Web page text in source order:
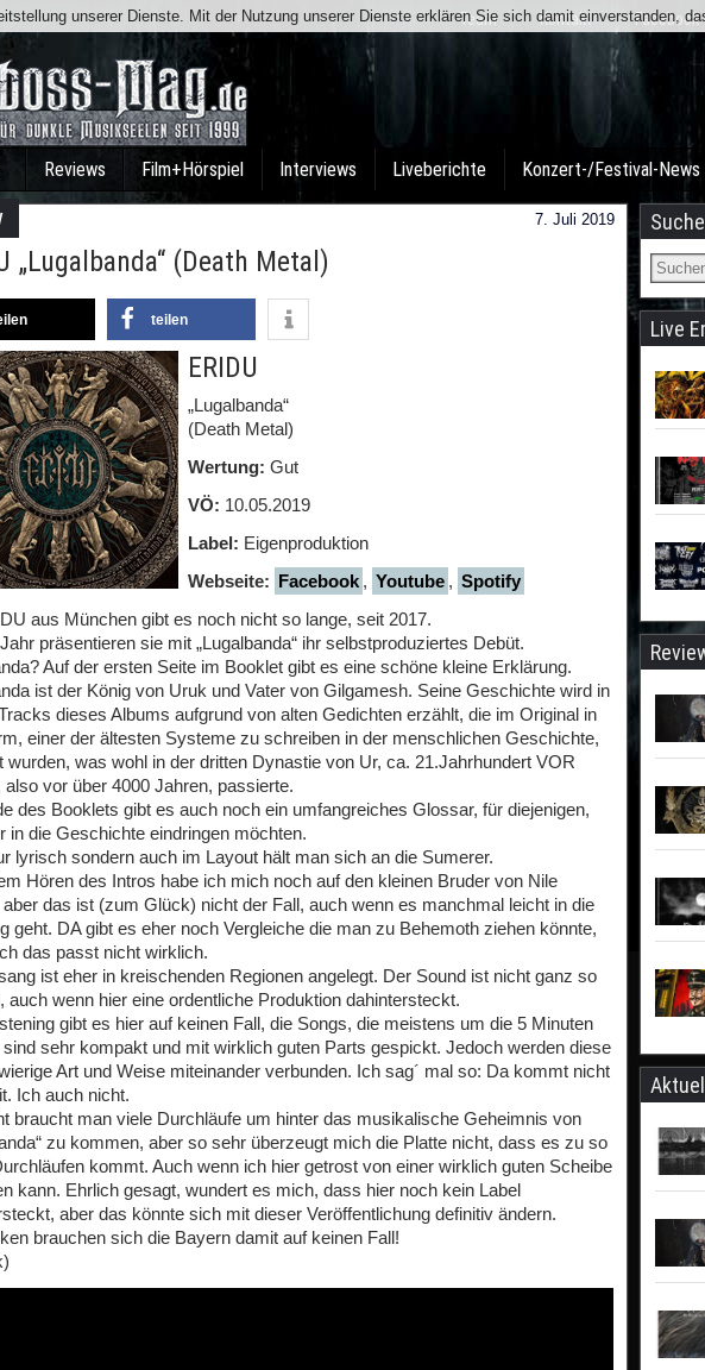
Team Kontakt Facebook
Reviews Film+Hörspiel Interviews Liveberichte Konzert-/Festival-News
7. Juli 2019
„Lugalbanda“ (Death Metal)
teilen
ERIDU
„Lugalbanda“
(Death Metal)
Wertung: Gut
VÖ: 10.05.2019
Label: Eigenproduktion
Webseite: Facebook , Youtube , Spotify
aus München gibt es noch nicht so lange, seit 2017.
präsentieren sie mit „Lugalbanda“ ihr selbstproduziertes Debüt.
Auf der ersten Seite im Booklet gibt es eine schöne kleine Erklärung.
ist der König von Uruk und Vater von Gilgamesh. Seine Geschichte wird in
dieses Albums aufgrund von alten Gedichten erzählt, die im Original in
einer der ältesten Systeme zu schreiben in der menschlichen Geschichte,
wurden, was wohl in der dritten Dynastie von Ur, ca. 21.Jahrhundert VOR
also vor über 4000 Jahren, passierte.
des Booklets gibt es auch noch ein umfangreiches Glossar, für diejenigen,
in die Geschichte eindringen möchten.
lyrisch sondern auch im Layout hält man sich an die Sumerer.
Hören des Intros habe ich mich noch auf den kleinen Bruder von Nile
aber das ist (zum Glück) nicht der Fall, auch wenn es manchmal leicht in die
geht. DA gibt es eher noch Vergleiche die man zu Behemoth ziehen könnte,
das passt nicht wirklich.
ist eher in kreischenden Regionen angelegt. Der Sound ist nicht ganz so
auch wenn hier eine ordentliche Produktion dahintersteckt.
gibt es hier auf keinen Fall, die Songs, die meistens um die 5 Minuten
sind sehr kompakt und mit wirklich guten Parts gespickt. Jedoch werden diese
Art und Weise miteinander verbunden. Ich sag´ mal so: Da kommt nicht
Ich auch nicht.
braucht man viele Durchläufe um hinter das musikalische Geheimnis von
zu kommen, aber so sehr überzeugt mich die Platte nicht, dass es zu so
kommt. Auch wenn ich hier getrost von einer wirklich guten Scheibe
kann. Ehrlich gesagt, wundert es mich, dass hier noch kein Label
aber das könnte sich mit dieser Veröffentlichung definitiv ändern.
brauchen sich die Bayern damit auf keinen Fall!
Suche
Live
unserer Dienste. Mit der Nutzung unserer Dienste erklären Sie sich damit einverstanden,